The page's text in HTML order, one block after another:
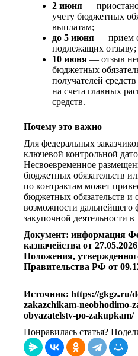
2 июня —
учету бюджетных
выплатам;
до 5 июня — прием
подлежащих отзыву;
10 июня — отзыв
бюджетных
получателей
на счета главных
средств.
Почему это важно
Для федеральных
ключевой контрольной
Несвоевременное
бюджетных обязательств
по контрактам может
бюджетных обязательств и
возможности дальнейшего
закупочной деятельности в
Документ: информация
казначейства от
Положения,
Правительства РФ от
Источник: https://gkgz.ru/
zakazchikam-neobhodimo-
obyazatelstv-po-zakupkam/
Понравилась статья?